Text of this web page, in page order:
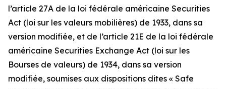
l’article 27A de la loi fédérale américaine Securities
Act (loi sur les valeurs mobilières) de 1933, dans sa
version modifiée, et de l’article 21E de la loi fédérale
américaine Securities Exchange Act (loi sur les
Bourses de valeurs) de 1934, dans sa version
modifiée, soumises aux dispositions dites « Safe